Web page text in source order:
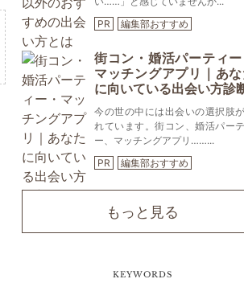
PR
編集部おすすめ
街コン・婚活パーティー
マッチングアプリ｜あな
に向いている出会い方診
今の世の中には出会いの選択肢
れています。街コン、婚活パー
ー、マッチングアプリ……...
PR
編集部おすすめ
もっと見る
KEYWORDS